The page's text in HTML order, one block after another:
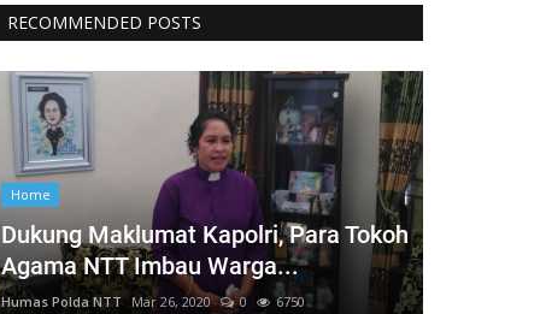
RECOMMENDED POSTS
Home
Dukung Maklumat Kapolri, Para Tokoh
Agama NTT Imbau Warga...
Humas Polda NTT Mar 26, 2020 0 6750